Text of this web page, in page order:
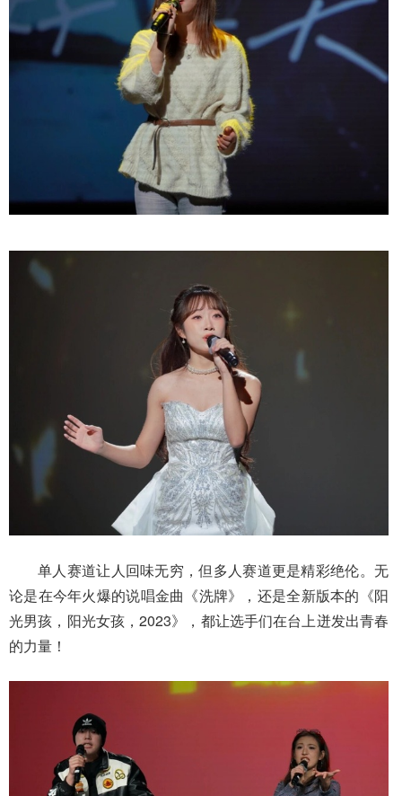
单人赛道让人回味无穷，但多人赛道更是精彩绝伦。无
论是在今年火爆的说唱金曲《洗牌》，还是全新版本的《阳
光男孩，阳光女孩，2023》，都让选手们在台上迸发出青春
的力量！